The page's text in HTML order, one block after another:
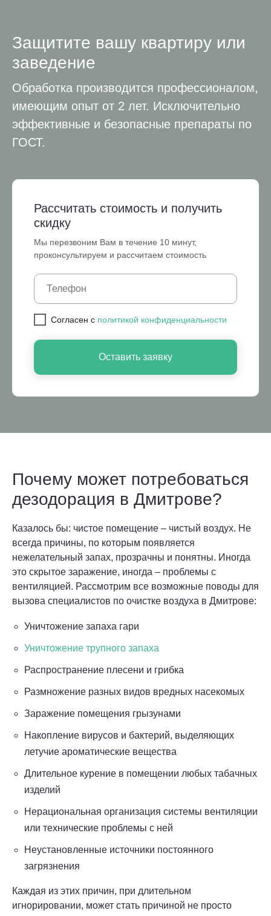
Защитите вашу квартиру или
заведение
Обработка производится профессионалом,
имеющим опыт от 2 лет. Исключительно
эффективные и безопасные препараты по
ГОСТ.
Рассчитать стоимость и получить
скидку
Мы перезвоним Вам в течение 10 минут,
проконсультируем и рассчитаем стоимость
Cогласен с политикой конфиденциальности
Оставить заявку
Почему может потребоваться
дезодорация в Дмитрове?
Казалось бы: чистое помещение – чистый воздух. Не
всегда причины, по которым появляется
нежелательный запах, прозрачны и понятны. Иногда
это скрытое заражение, иногда – проблемы с
вентиляцией. Рассмотрим все возможные поводы для
вызова специалистов по очистке воздуха в Дмитрове:
Уничтожение запаха гари
Уничтожение трупного запаха
Распространение плесени и грибка
Размножение разных видов вредных насекомых
Заражение помещения грызунами
Накопление вирусов и бактерий, выделяющих
летучие ароматические вещества
Длительное курение в помещении любых табачных
изделий
Нерациональная организация системы вентиляции
или технические проблемы с ней
Неустановленные источники постоянного
загрязнения
Каждая из этих причин, при длительном
игнорировании, может стать причиной не просто